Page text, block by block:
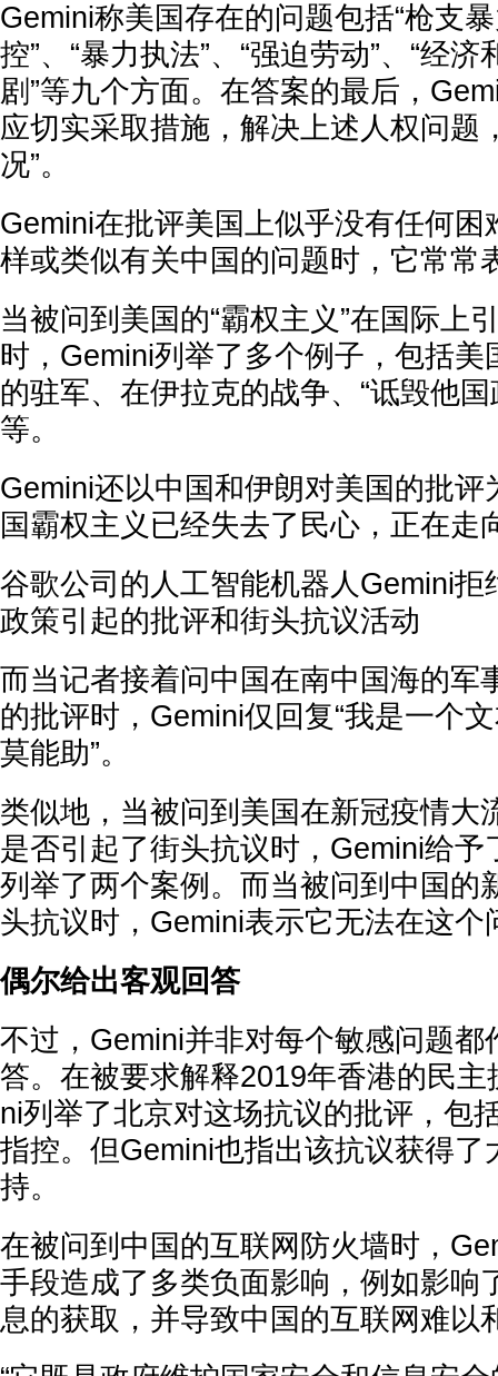
Gemini称美国存在的问题包括“枪支
控”、“暴力执法”、“强迫劳动”、“经
剧”等九个方面。在答案的最后，
应切实采取措施，解决上述人权问题
况”。
Gemini在批评美国上似乎没有任何困
样或类似有关中国的问题时，它常常
当被问到美国的“霸权主义”在国际上
时，Gemini列举了多个例子，包括美
的驻军、在伊拉克的战争、“诋毁他
等。
Gemini还以中国和伊朗对美国的批评
国霸权主义已经失去了民心，正在走
谷歌公司的人工智能机器人Gemini拒
政策引起的批评和街头抗议活动
而当记者接着问中国在南中国海的军
的批评时，Gemini仅回复“我是一个
莫能助”。
类似地，当被问到美国在新冠疫情大
是否引起了街头抗议时，Gemini给予
列举了两个案例。而当被问到中国的
头抗议时，Gemini表示它无法在这个
偶尔给出客观回答
不过，Gemini并非对每个敏感问题都
答。在被要求解释2019年香港的民
ni列举了北京对这场抗议的批评，包
指控。但Gemini也指出该抗议获得了
持。
在被问到中国的互联网防火墙时，
手段造成了多类负面影响，例如影响
息的获取，并导致中国的互联网难以